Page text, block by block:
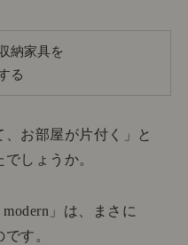
納家具を
る
お部屋が片付く」と
しょうか。
」は、まさに
す。